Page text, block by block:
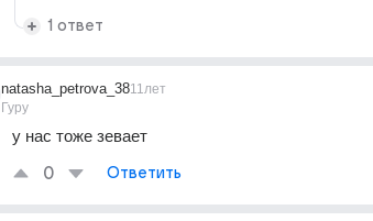
1 ответ
natasha_petrova_38
Гуру
11лет
у нас тоже зевает
0 Ответить